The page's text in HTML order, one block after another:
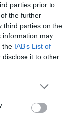
parties prior to
the further
third parties on the
information may
the IAB’s List of
disclose it to other
libro di
su Ibs e Amazon è
nuovo insieme
con i